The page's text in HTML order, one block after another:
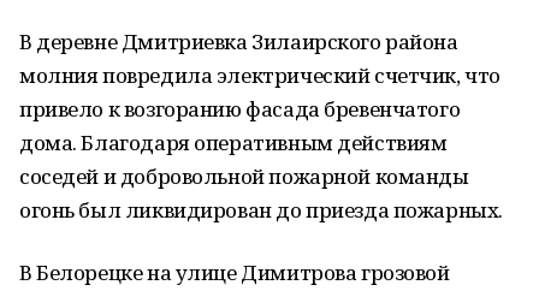
В деревне Дмитриевка Зилаирского района
молния повредила электрический счетчик, что
привело к возгоранию фасада бревенчатого
дома. Благодаря оперативным действиям
соседей и добровольной пожарной команды
огонь был ликвидирован до приезда пожарных.
В Белорецке на улице Димитрова грозовой